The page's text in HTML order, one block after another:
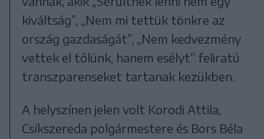
kiváltság”, „Nem mi tettük tönkre az
ország gazdaságát”, „Nem kedvezmény
vettek el tőlünk, hanem esélyt” feliratú
transzparenseket tartanak kezükben.
A helyszínen jelen volt Korodi Attila,
Csíkszereda polgármestere és Bors Béla